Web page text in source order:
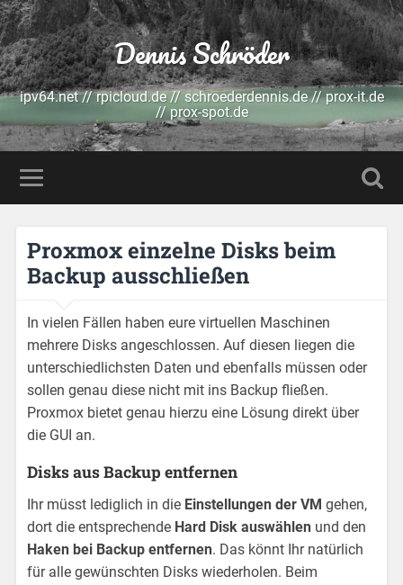
Dennis Schröder
ipv64.net // rpicloud.de // schroederdennis.de // prox-it.de
// prox-spot.de
Proxmox einzelne Disks beim
Backup ausschließen
In vielen Fällen haben eure virtuellen Maschinen
mehrere Disks angeschlossen. Auf diesen liegen die
unterschiedlichsten Daten und ebenfalls müssen oder
sollen genau diese nicht mit ins Backup fließen.
Proxmox bietet genau hierzu eine Lösung direkt über
die GUI an.
Disks aus Backup entfernen
Ihr müsst lediglich in die Einstellungen der VM gehen,
dort die entsprechende Hard Disk auswählen und den
Haken bei Backup entfernen. Das könnt Ihr natürlich
für alle gewünschten Disks wiederholen. Beim